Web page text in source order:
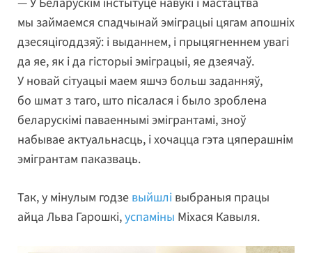
мы займаемся спадчынай эміграцыі цягам апошніх
дзесяцігоддзяў: і выданнем, і прыцягненнем увагі
да яе, як і да гісторыі эміграцыі, яе дзеячаў.
У новай сітуацыі маем яшчэ больш заданняў,
бо шмат з таго, што пісалася і было зроблена
беларускімі паваеннымі эмігрантамі, зноў
набывае актуальнасць, і хочацца гэта цяперашнім
эмігрантам паказваць.
Так, у мінулым годзе выйшлі выбраныя працы
айца Льва Гарошкі,успаміны Міхася Кавыля.